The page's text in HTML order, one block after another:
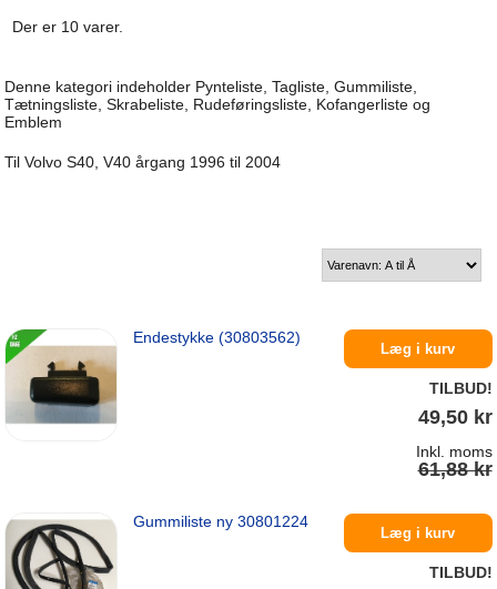
Der er 10 varer.
Denne kategori indeholder Pynteliste, Tagliste, Gummiliste,
Tætningsliste, Skrabeliste, Rudeføringsliste, Kofangerliste og
Emblem
Til Volvo S40, V40 årgang 1996 til 2004
Endestykke (30803562)
Læg i kurv
TILBUD!
49,50 kr
Inkl. moms
61,88 kr
På lager
Gummiliste ny 30801224
Læg i kurv
TILBUD!